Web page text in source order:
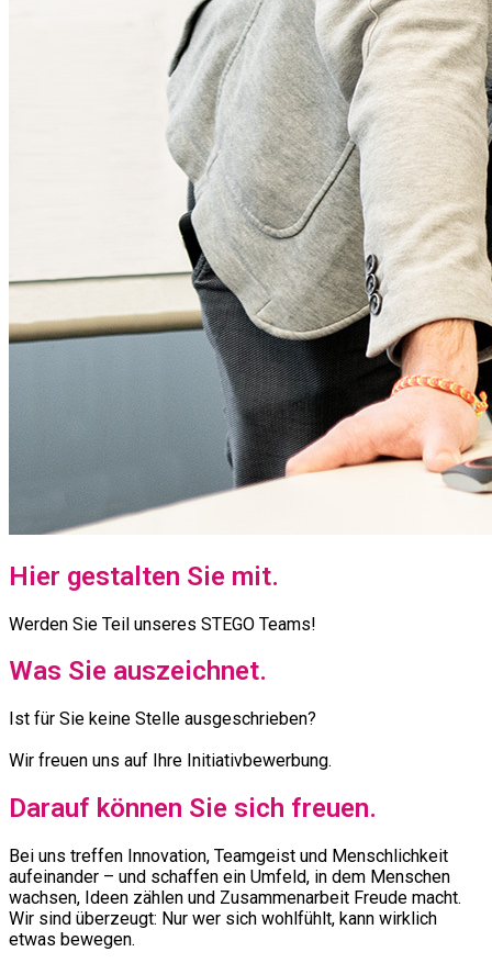
Hier gestalten Sie mit.
Werden Sie Teil unseres STEGO Teams!
Was Sie auszeichnet.
Ist für Sie keine Stelle ausgeschrieben?
Wir freuen uns auf Ihre Initiativbewerbung.
Darauf können Sie sich freuen.
Bei uns treffen Innovation, Teamgeist und Menschlichkeit
aufeinander – und schaffen ein Umfeld, in dem Menschen
wachsen, Ideen zählen und Zusammenarbeit Freude macht.
Wir sind überzeugt: Nur wer sich wohlfühlt, kann wirklich
etwas bewegen.